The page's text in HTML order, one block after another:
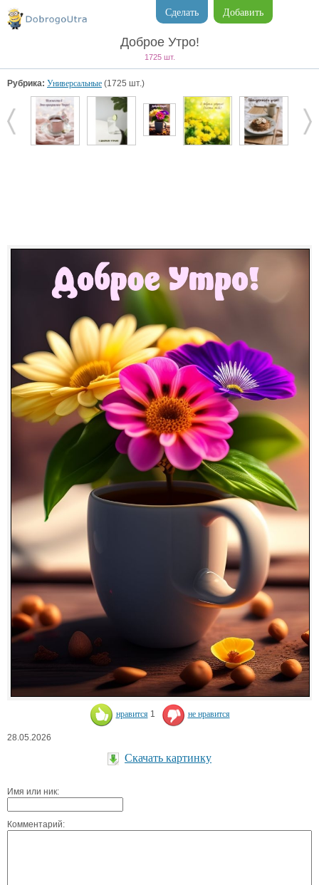
Добавить
Сделать
Доброе Утро!
1725 шт.
Рубрика: Универсальные (1725 шт.)
нравится 1 не нравится
28.05.2026
Скачать картинку
Имя или ник:
Комментарий: